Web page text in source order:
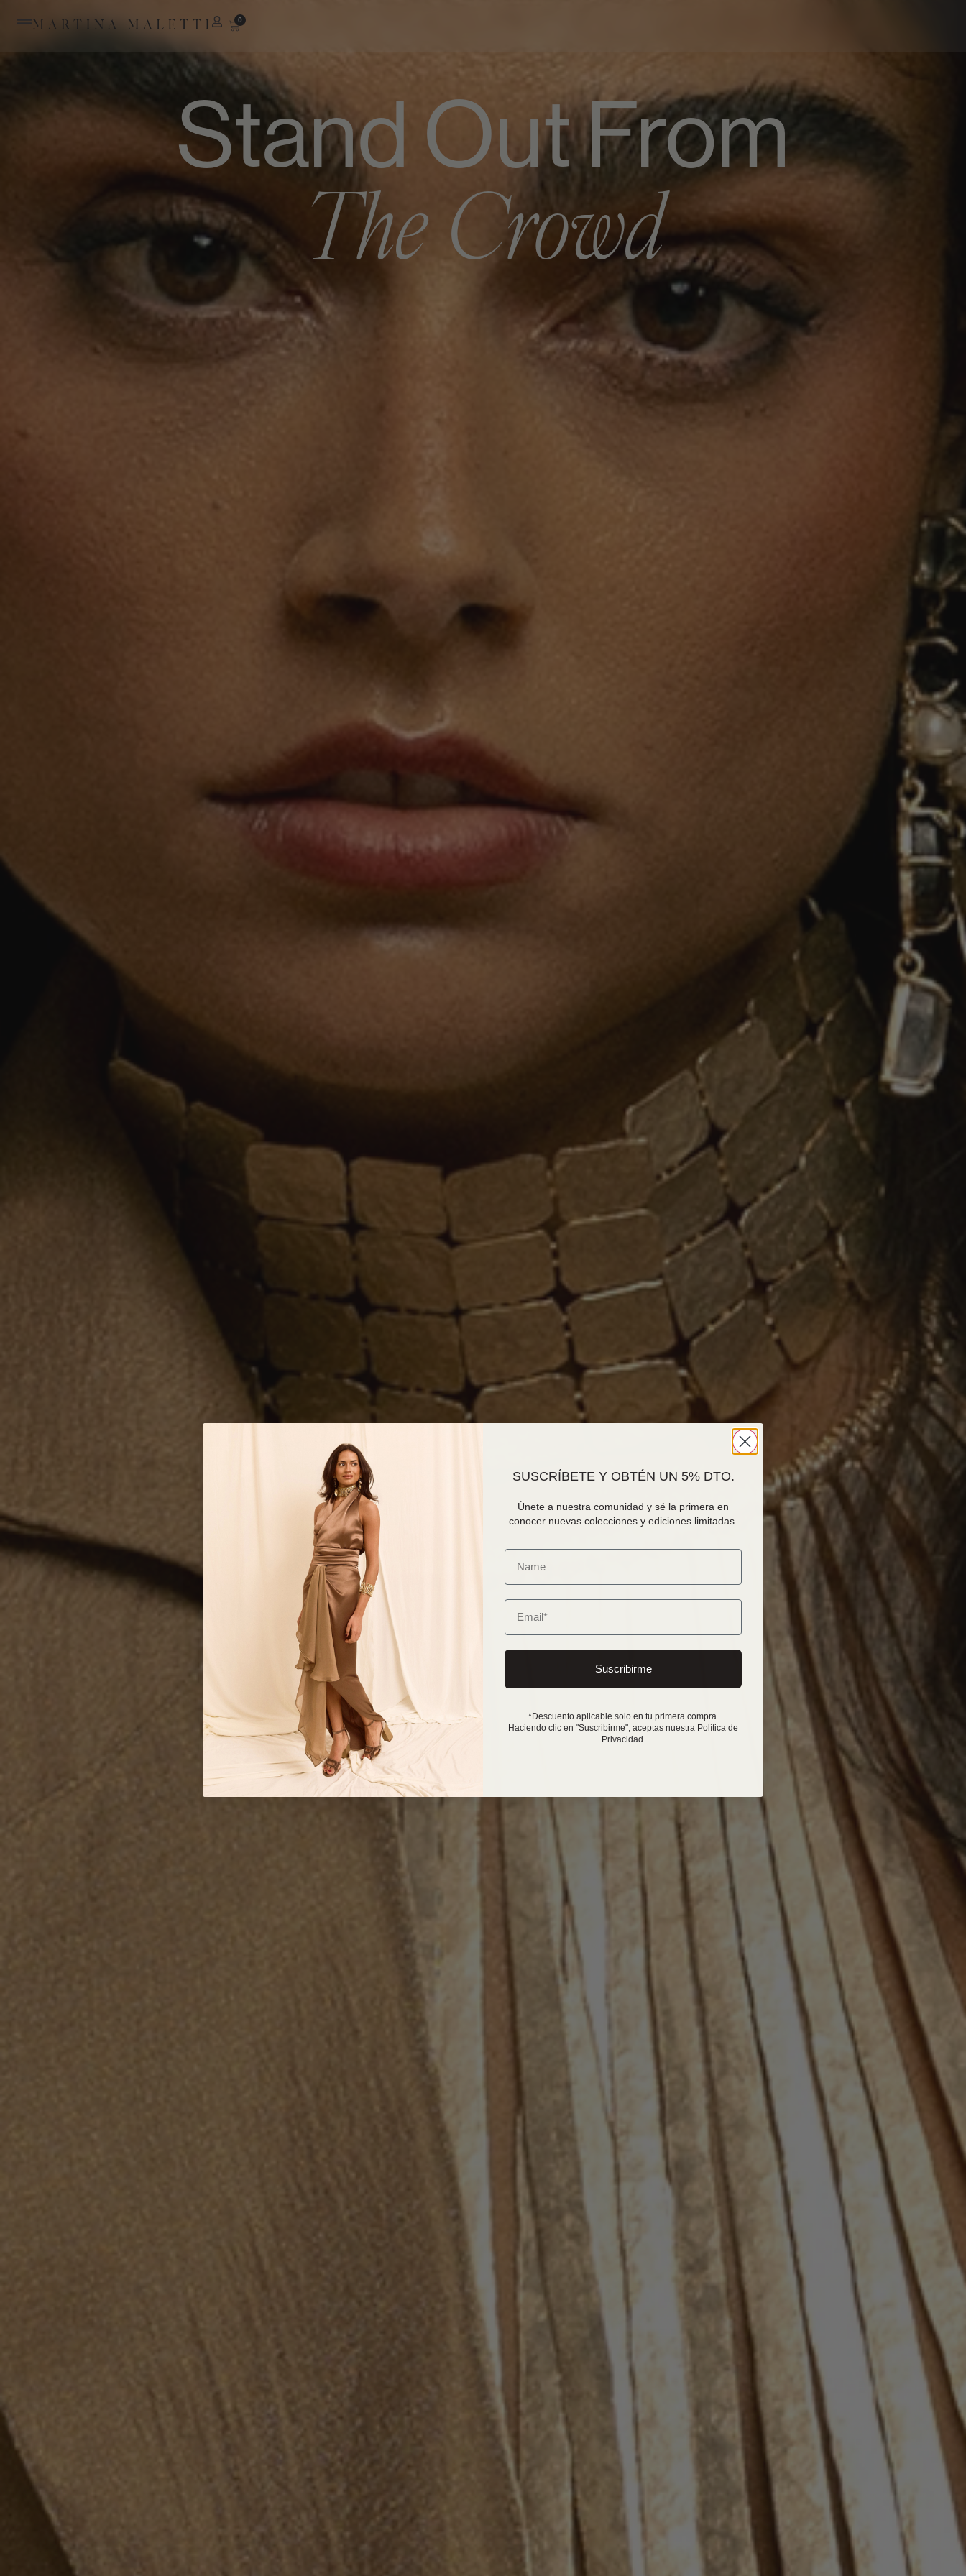
0
Stand Out From
The Crowd
SUSCRÍBETE Y OBTÉN UN 5% DTO.
Únete a nuestra comunidad y sé la primera en
conocer nuevas colecciones y ediciones limitadas.
Email
Suscribirme
*Descuento aplicable solo en tu primera compra.
Haciendo clic en "Suscribirme", aceptas nuestra Política de
Privacidad.